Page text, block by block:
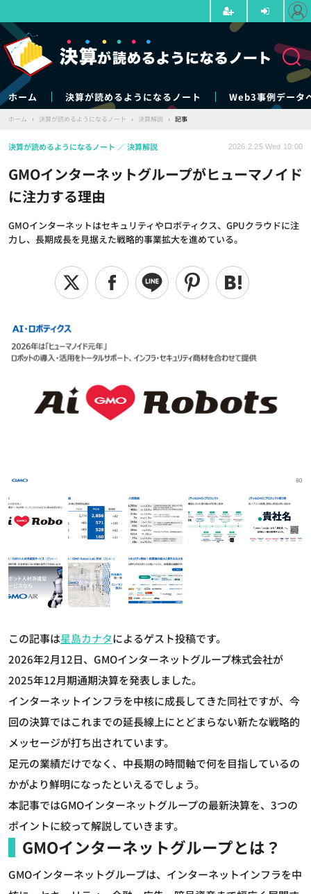
ホーム 決算が読めるようになるノート Web3事例データ
ホーム › 決算が読めるようになるノート › 決算解説 › 記事
GMOインターネットグループがヒューマノイド
に注力する理由
GMOインターネットはセキュリティやロボティクス、GPUクラウドに注
力し、長期成長を見据えた戦略的事業拡大を進めている。
決算が読めるようになるノート 決算解説 2026.2.25 Wed 10:00
この記事は星島カナタによるゲスト投稿です。
2026年2月12日、GMOインターネットグループ株式会社が
2025年12月期通期決算を発表しました。
インターネットインフラを中核に成長してきた同社ですが、今
回の決算ではこれまでの延長線上にとどまらない新たな戦略的
メッセージが打ち出されています。
足元の業績だけでなく、中長期の時間軸で何を目指しているの
かがより鮮明になったといえるでしょう。
本記事ではGMOインターネットグループの最新決算を、3つの
ポイントに絞って解説していきます。
GMOインターネットグループとは？
GMOインターネットグループは、インターネットインフラを中